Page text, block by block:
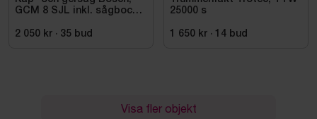
GCM 8 SJL inkl. sågbock
2 050 kr · 35 bud
25000 s
1 650 kr · 14 bud
Visa fler objekt